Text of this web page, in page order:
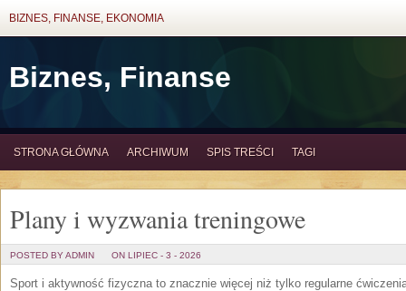
BIZNES, FINANSE, EKONOMIA
Biznes, Finanse
STRONA GŁÓWNA ARCHIWUM SPIS TREŚCI TAGI
Plany i wyzwania treningowe
POSTED BY ADMIN ON LIPIEC - 3 - 2026
Sport i aktywność fizyczna to znacznie więcej niż tylko regularne